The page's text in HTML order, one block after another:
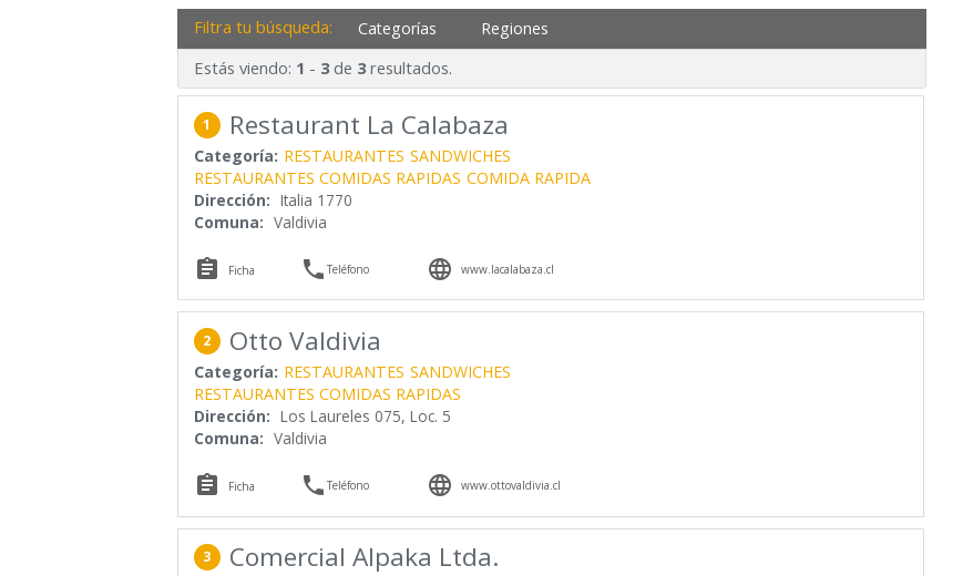
Filtra tu búsqueda: Categorías Regiones
Estás viendo: 1 - 3de 3resultados.
1 Restaurant La Calabaza
Categoría: RESTAURANTES SANDWICHES
RESTAURANTES COMIDAS RAPIDAS COMIDA RAPIDA
Dirección: Italia 1770
Comuna: Valdivia
 Ficha Teléfono  www.lacalabaza.cl
2 Otto Valdivia
Categoría: RESTAURANTES SANDWICHES
RESTAURANTES COMIDAS RAPIDAS
Dirección: Los Laureles 075, Loc. 5
Comuna: Valdivia
 Ficha Teléfono  www.ottovaldivia.cl
3 Comercial Alpaka Ltda.